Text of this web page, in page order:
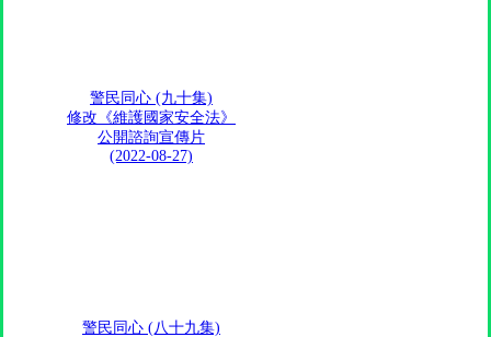
警民同心 (九十集)
修改《維護國家安全法》
公開諮詢宣傳片
(2022-08-27)
警民同心 (八十九集)